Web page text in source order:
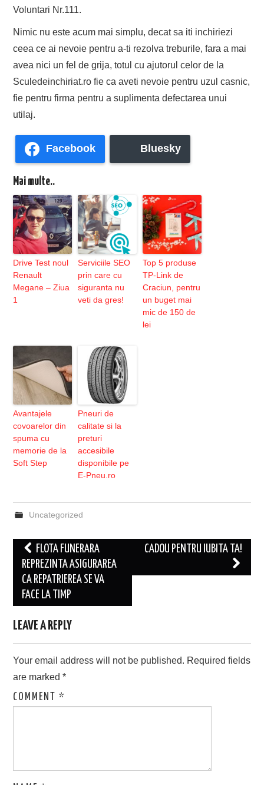
Voluntari Nr.111.
Nimic nu este acum mai simplu, decat sa iti inchiriezi
ceea ce ai nevoie pentru a-ti rezolva treburile, fara a mai
avea nici un fel de grija, totul cu ajutorul celor de la
Sculedeinchiriat.ro fie ca aveti nevoie pentru uzul casnic,
fie pentru firma pentru a suplimenta defectarea unui
utilaj.
Facebook Bluesky
Mai multe..
Drive Test noul
Renault
Megane – Ziua
1
Serviciile SEO
prin care cu
siguranta nu
veti da gres!
Top 5 produse
TP-Link de
Craciun, pentru
un buget mai
mic de 150 de
lei
Avantajele
covoarelor din
spuma cu
memorie de la
Soft Step
Pneuri de
calitate si la
preturi
accesibile
disponibile pe
E-Pneu.ro
Uncategorized
Post
navigation
FLOTA FUNERARA
REPREZINTA ASIGURAREA
CA REPATRIEREA SE VA
FACE LA TIMP
CADOU PENTRU IUBITA TA!
LEAVE A REPLY
Your email address will not be published. Required fields
are marked*
COMMENT*